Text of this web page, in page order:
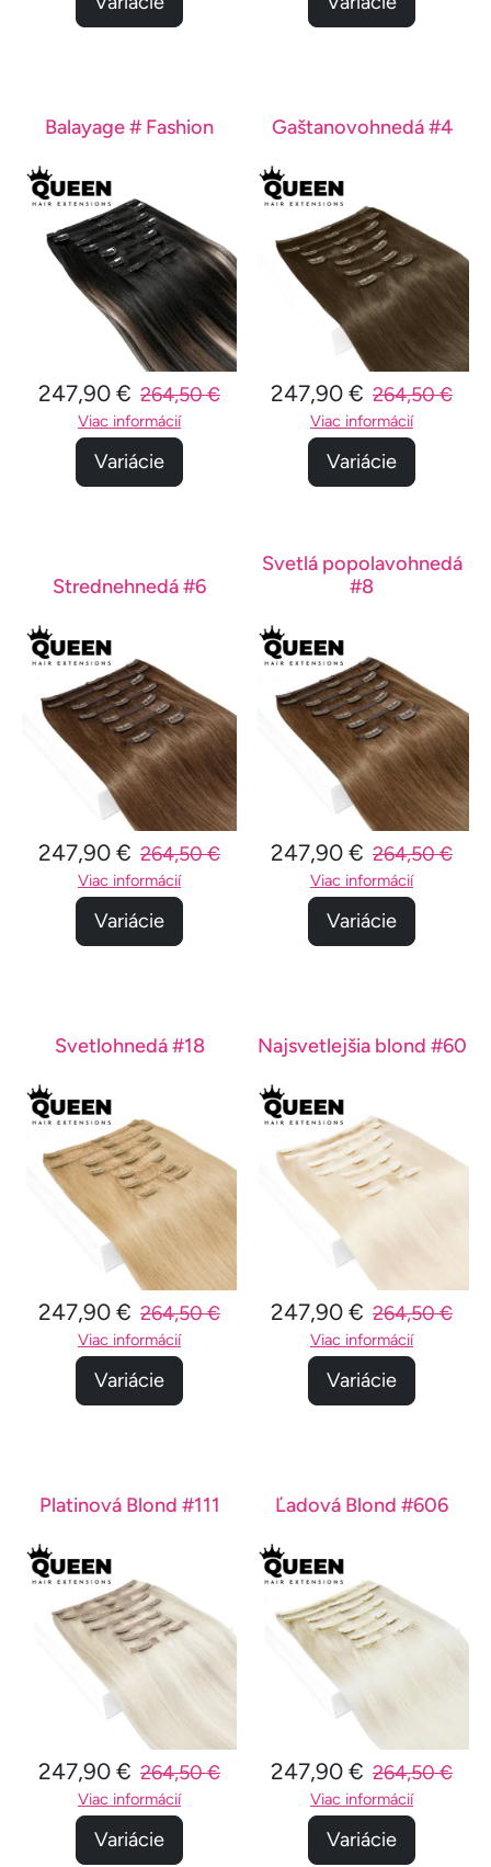
Balayage # Fashion
247,90 € 264,50 €
Viac informácií
Variácie
Gaštanovohnedá #4
247,90 € 264,50 €
Viac informácií
Variácie
Strednehnedá #6
247,90 € 264,50 €
Viac informácií
Variácie
Svetlá popolavohnedá
#8
247,90 € 264,50 €
Viac informácií
Variácie
Svetlohnedá #18
247,90 € 264,50 €
Viac informácií
Variácie
Najsvetlejšia blond #60
247,90 € 264,50 €
Viac informácií
Variácie
Platinová Blond #111
247,90 € 264,50 €
Viac informácií
Variácie
Ľadová Blond #606
247,90 € 264,50 €
Viac informácií
Variácie